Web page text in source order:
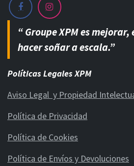
“ Groupe XPM es
hacer soñar a escala.”
Políticas Legales XPM
Aviso Legal y Propiedad
Política de Privacidad
Política de Cookies
Política de Envíos y Devoluciones